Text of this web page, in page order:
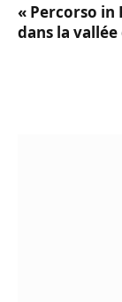
« Percorso in
dans la